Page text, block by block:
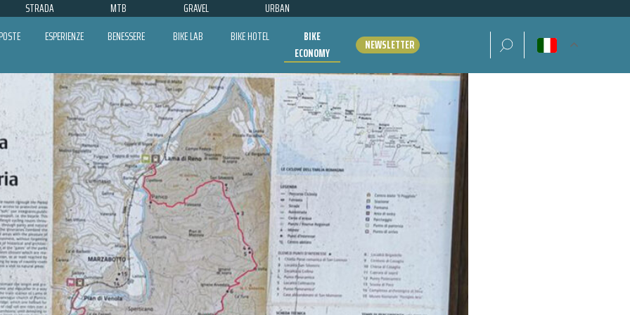
STRADA MTB GRAVEL URBAN
ESPERIENZE BENESSERE BIKE LAB BIKE HOTEL
BIKE
ECONOMY
NEWSLETTER Ricerca per: